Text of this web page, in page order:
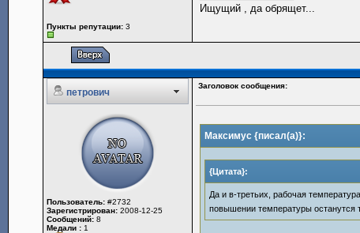
Пункты репутации:3
Ищущий , да обрящет...
петрович
Заголовок сообщения:
Пользователь:#2732
Зарегистрирован:2008-12-25
Сообщений:8
Медали :1
Максимус {писал(а)}:
{Цитата}:
Да и в-третьих, рабочая
повышении температуры останутся